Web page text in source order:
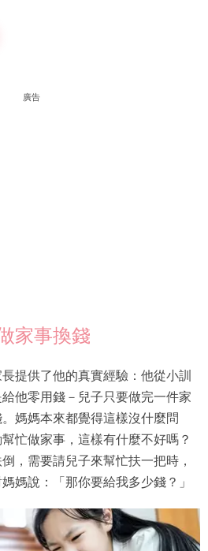
廣告
家事換錢
提供了他的真實經驗：他從小訓
他零用錢－兒子只要做完一件家
媽媽本來都覺得這樣沒什麼問
忙做家事，這樣有什麼不好嗎？
，需要請兒子來幫忙扶一把時，
媽說：「那你要給我多少錢？」